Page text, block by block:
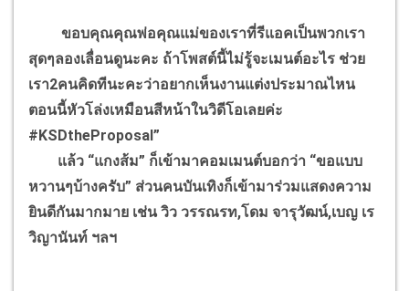
ขอบคุณคุณพ่อคุณแม่ของเราที่รีแอคเป็นพวกเรา
สุดๆลองเลื่อนดูนะคะ ถ้าโพสต์นี้ไม่รู้จะเมนต์อะไร ช่วย
เรา2คนคิดทีนะคะว่าอยากเห็นงานแต่งประมาณไหน
ตอนนี้หัวโล่งเหมือนสีหน้าในวิดีโอเลยค่ะ
#KSDtheProposal”
แล้ว “แกงส้ม” ก็เข้ามาคอมเมนต์บอกว่า “ขอแบบ
หวานๆบ้างครับ” ส่วนคนบันเทิงก็เข้ามาร่วมแสดงความ
ยินดีกันมากมาย เช่น วิว วรรณรท,โดม จารุวัฒน์,เบญ เร
วิญานันท์ ฯลฯ